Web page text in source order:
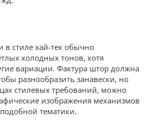
в стиле хай-тек обычно
холодных тонов, хотя
вариации. Фактура штор должна
разнообразить занавески, но
стилевых требований, можно
изображения механизмов
тематики.